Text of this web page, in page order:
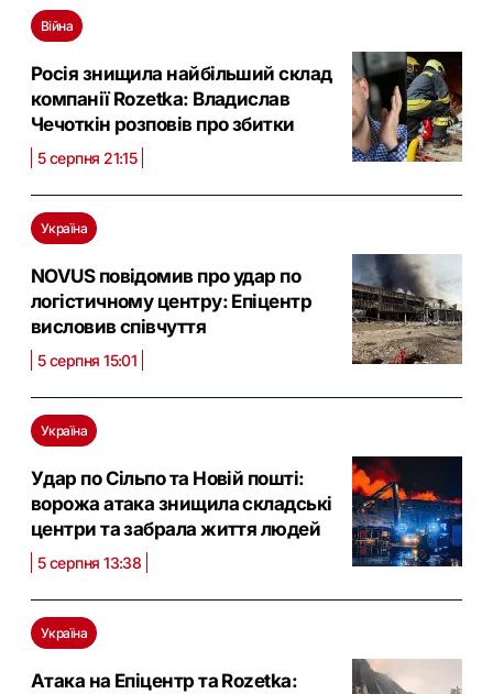
Війна
Росія знищила найбільший склад
компанії Rozetka: Владислав
Чечоткін розповів про збитки
5 серпня 21:15
Україна
NOVUS повідомив про удар по
логістичному центру: Eпіцентр
висловив співчуття
5 серпня 15:01
Україна
Удар по Сільпо та Новій пошті:
ворожа атака знищила складські
центри та забрала життя людей
5 серпня 13:38
Україна
Атака на Епіцентр та Rozetka: